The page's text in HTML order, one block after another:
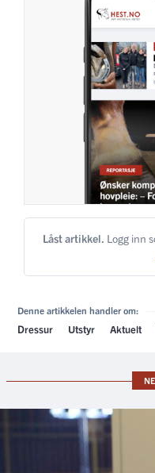
Låst artikkel. Logg inn
Denne artikkelen handler om:
Dressur Utstyr Aktuelt